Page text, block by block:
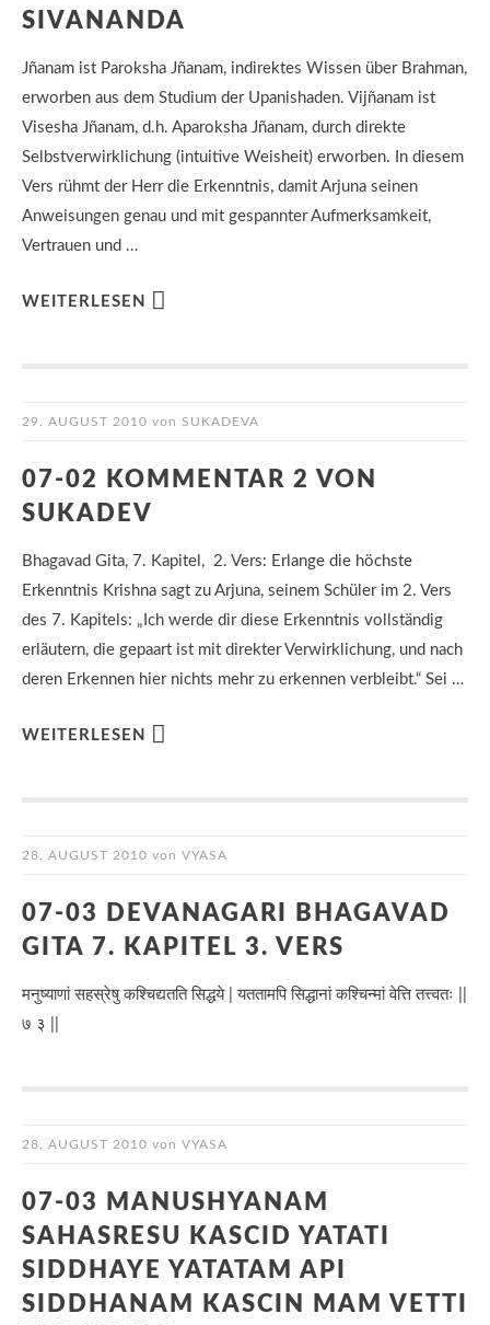
SIVANANDA
Jñanam ist Paroksha Jñanam, indirektes Wissen über Brahman,
erworben aus dem Studium der Upanishaden. Vijñanam ist
Visesha Jñanam, d.h. Aparoksha Jñanam, durch direkte
Selbstverwirklichung (intuitive Weisheit) erworben. In diesem
Vers rühmt der Herr die Erkenntnis, damit Arjuna seinen
Anweisungen genau und mit gespannter Aufmerksamkeit,
Vertrauen und …
WEITERLESEN
29. AUGUST 2010 von SUKADEVA
07-02 KOMMENTAR 2 VON
SUKADEV
Bhagavad Gita, 7. Kapitel, 2. Vers: Erlange die höchste
Erkenntnis Krishna sagt zu Arjuna, seinem Schüler im 2. Vers
des 7. Kapitels: „Ich werde dir diese Erkenntnis vollständig
erläutern, die gepaart ist mit direkter Verwirklichung, und nach
deren Erkennen hier nichts mehr zu erkennen verbleibt.“ Sei …
WEITERLESEN
28. AUGUST 2010 von VYASA
07-03 DEVANAGARI BHAGAVAD
GITA 7. KAPITEL 3. VERS
मनुष्याणां सहस्रेषु कश्चिद्यतति सिद्धये | यततामपि सिद्धानां कश्चिन्मां वेत्ति तत्त्वतः ||
७ ३ ||
28. AUGUST 2010 von VYASA
07-03 MANUSHYANAM
SAHASRESU KASCID YATATI
SIDDHAYE YATATAM API
SIDDHANAM KASCIN MAM VETTI